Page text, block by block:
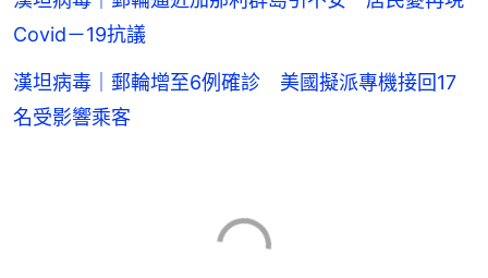
Covid－19抗議
漢坦病毒｜郵輪增至6例確診 美國擬派專機接回17
名受影響乘客